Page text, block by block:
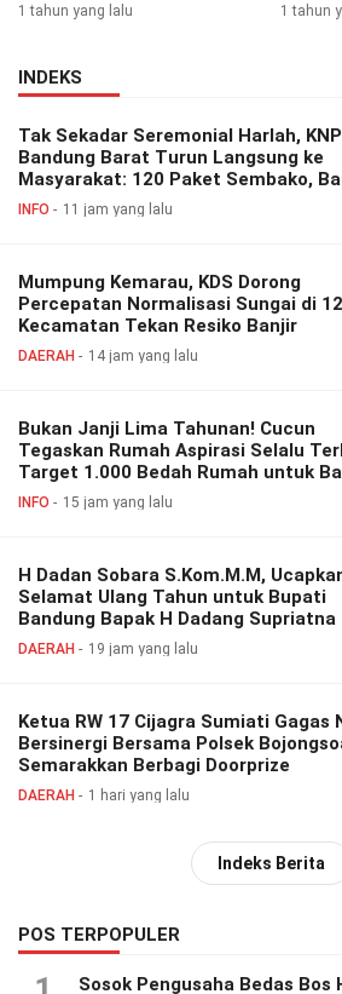
1 tahun yang lalu 1 tahun
INDEKS
Tak Sekadar Seremonial Harlah, KNPI
Bandung Barat Turun Langsung ke
Masyarakat: 120 Paket Sembako,
Disabilitas hingga Layanan Kesehatan
INFO 11 jam yang lalu
Mumpung Kemarau, KDS Dorong
Percepatan Normalisasi Sungai di 12
Kecamatan Tekan Resiko Banjir
DAERAH 14 jam yang lalu
Bukan Janji Lima Tahunan! Cucun
Tegaskan Rumah Aspirasi Selalu
Target 1.000 Bedah Rumah untuk
Barat
INFO 15 jam yang lalu
H Dadan Sobara S.Kom.M.M,
Selamat Ulang Tahun untuk Bupati
Bandung Bapak H Dadang Supriatna
DAERAH 19 jam yang lalu
Ketua RW 17 Cijagra Sumiati Gagas
Bersinergi Bersama Polsek
Semarakkan Berbagi Doorprize
DAERAH 1 hari yang lalu
Indeks Berita
POS TERPOPULER
Sosok Pengusaha Bedas Bos